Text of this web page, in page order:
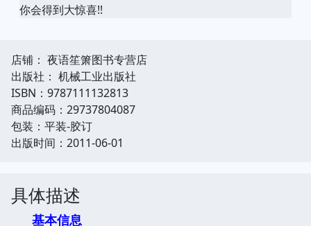
你会得到大惊喜!!
店铺： 夜语笙箫图书专营店
出版社： 机械工业出版社
ISBN：9787111132813
商品编码：29737804087
包装：平装-胶订
出版时间：2011-06-01
具体描述
基本信息